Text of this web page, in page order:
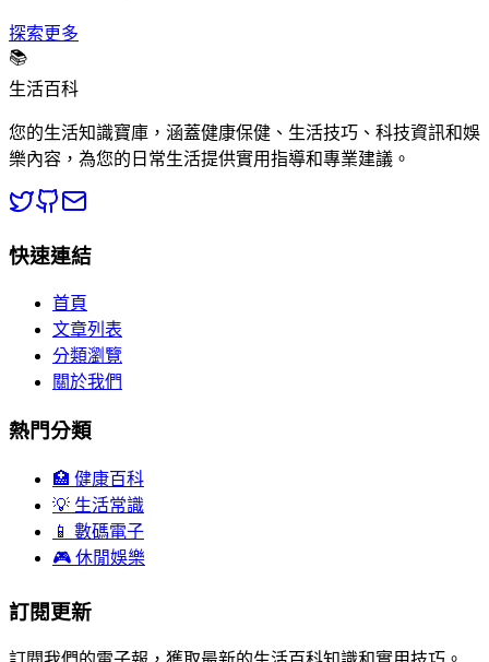
探索更多
📚
生活百科
您的生活知識寶庫，涵蓋健康保健、生活技巧、科技資訊和娛
樂內容，為您的日常生活提供實用指導和專業建議。
快速連結
首頁
文章列表
分類瀏覽
關於我們
熱門分類
🏥 健康百科
💡 生活常識
📱 數碼電子
🎮 休閒娛樂
訂閱更新